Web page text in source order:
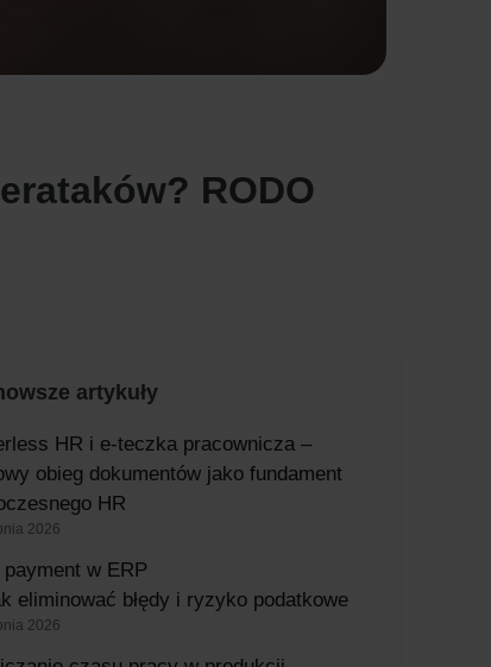
RODO
artykuły
HR i e-teczka pracownicza –
obieg dokumentów jako fundament
HR
2026
payment w ERP
eliminować błędy i ryzyko podatkowe
2026